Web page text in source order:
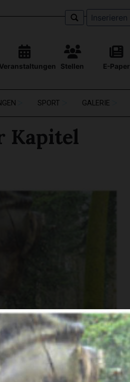
Inserieren
Veranstaltungen Stellen E-Paper
SPORT GALERIE
Kapitel